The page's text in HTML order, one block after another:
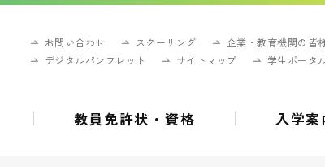
お問い合わせ スクーリング
企業・教育機関の皆
デジタルパンフレット
サイトマップ 学生ポータ
教員免許状・資格 入学案